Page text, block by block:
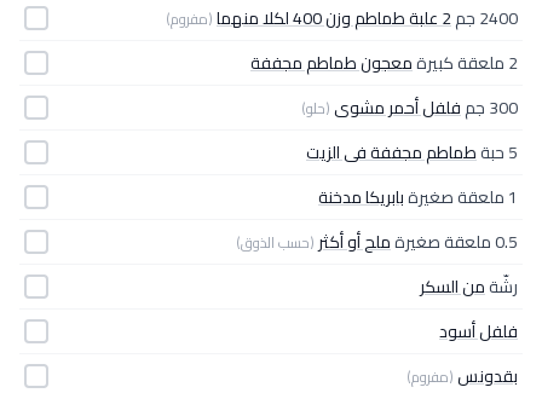
2400 جم
2 علبة طماطم وزن 400 لكلا منهما (مفروم)
2 ملعقة كبيرة
معجون طماطم مجففة
300 جم
فلفل أحمر مشوى(حلو)
5 حبة
طماطم مجففة فى الزيت
1 ملعقة صغيرة
بابريكا مدخنة
0.5 ملعقة صغيرة
ملح أو أكثر (حسب الذوق)
رشّةمن السكر
فلفل أسود
بقدونس(مفروم)